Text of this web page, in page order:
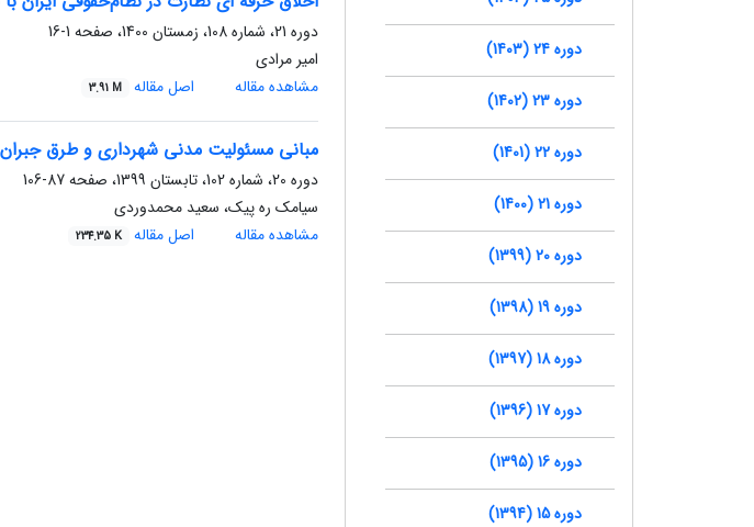
دوره 21، شماره 108، زمستان 1400، صفحه
1-16
امیر مرادی
مشاهده مقاله
اصل مقاله 3.91 M
مبانی مسئولیت مدنی شهرداری و طرق
دوره 20، شماره 102، تابستان 1399، صفحه
87-106
سیامک ره پیک، سعید محمدوردی
مشاهده مقاله
اصل مقاله 234.35 K
دوره 24 (1403)
دوره 23 (1402)
دوره 22 (1401)
دوره 21 (1400)
دوره 20 (1399)
دوره 19 (1398)
دوره 18 (1397)
دوره 17 (1396)
دوره 16 (1395)
دوره 15 (1394)